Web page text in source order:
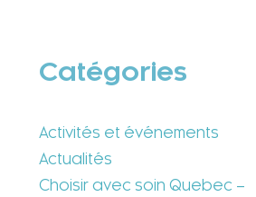
Catégories
Activités et événements
Actualités
Choisir avec soin Quebec –